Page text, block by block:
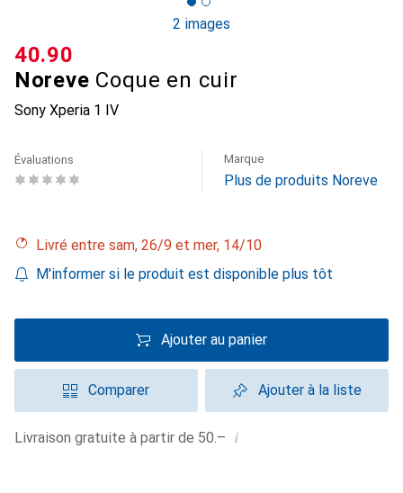
2 images
Noreve Coque en cuir
Sony Xperia 1 IV
CHF
40.90
Évaluations Marque
Plus de produits Noreve
Livré entre sam, 26/9 et mer, 14/10
M'informer si le produit est disponible plus tôt
Ajouter au panier
Comparer Ajouter à la liste
Livraison gratuite à partir de 50.– i